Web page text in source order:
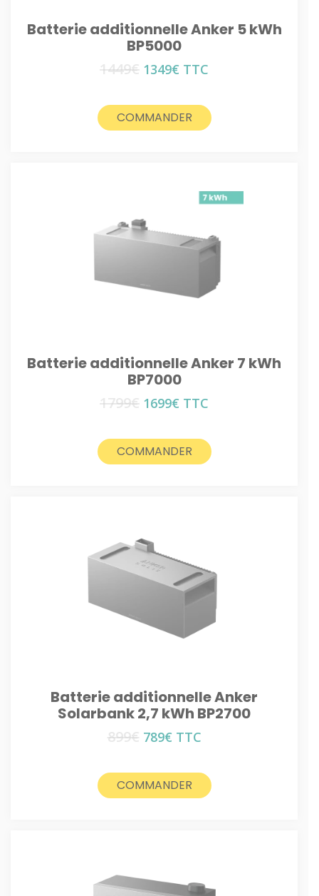
Batterie additionnelle Anker 5 kWh
BP5000
1449€ Le
était :
1449€.
1349€ Le
est :
1349€.
TTC
COMMANDER
Batterie additionnelle Anker 7 kWh
BP7000
1799€ Le
était :
1799€.
1699€ Le
est :
1699€.
TTC
COMMANDER
Batterie additionnelle Anker
Solarbank 2,7 kWh BP2700
899€ Le
était :
899€.
789€Le
est :
789€.
TTC
COMMANDER